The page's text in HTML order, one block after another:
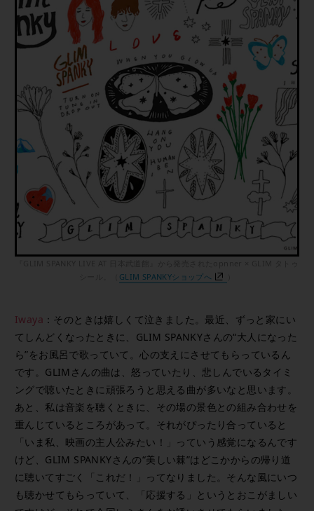
GLIM SPANKYショップへ
Iwaya ：そのときは嬉しくて泣きました。最近、ずっと家にい
てしんどくなったときに、GLIM SPANKYさんの“大人になった
ら”をお風呂で歌っていて。心の支えにさせてもらっているん
です。GLIMさんの曲は、怒っていたり、悲しんでいるタイミ
ングで聴いたときに頑張ろうと思える曲が多いなと思います。
あと、私は音楽を聴くときに、その場の景色との組み合わせを
重んじているところがあって。それがぴったり合っていると
「いま私、映画の主人公みたい！」っていう感覚になるんです
けど、GLIM SPANKYさんの“美しい棘”はどこかからの帰り道
に聴いてすごく「これだ！」ってなりました。そんな風にいつ
も聴かせてもらっていて、「応援する」というとおこがましい